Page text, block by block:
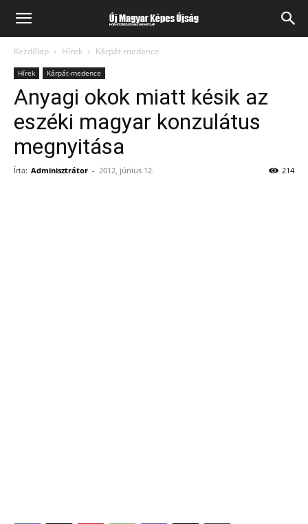
Kezdőlap Hírek Kárpát-medence
Hírek Kárpát-medence
Anyagi okok miatt késik az
eszéki magyar konzulátus
megnyitása
Írta: Adminisztrátor - 2012, június 12. 214